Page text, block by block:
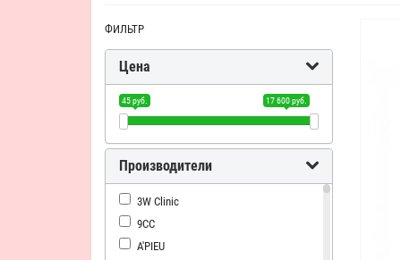
ФИЛЬТР
Цена
45 руб. 17 600 руб.
Производители
3W Clinic
9CC
A'PIEU